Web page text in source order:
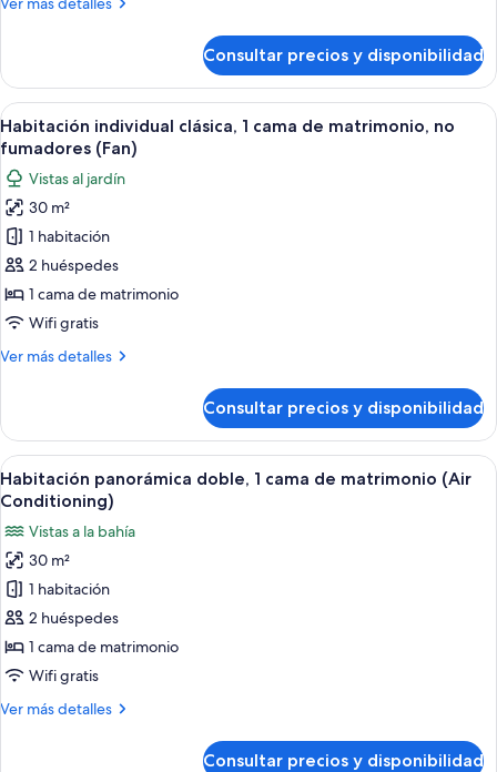
de
fumadores
(Fan)
individual
clásica,
1
cama
matrimonio,
no
fumadores
(Fan)
Consultar precios y disponibilidad
Abrir
todas
las
fotos
de
Habitación
individual
clásica,
1
de
fumadores
(Fan)
Ropa de cama de alta calidad,
10
Habitación individual clásica, 1 cama de matrimonio, no
fumadores (Fan)
Vistas al jardín
30 m²
1 habitación
2 huéspedes
1 cama de matrimonio
Wifi gratis
Ver más detalles
Más
individual
clásica,
1
cama
matrimonio,
no
fumadores
(Fan)
Consultar precios y disponibilidad
Abrir
todas
fotos
de
Habitación
panorámica
doble,
1
de
Ropa de cama de alta calidad,
11
Habitación panorámica doble, 1 cama de matrimonio (Air
Conditioning)
Vistas a la bahía
30 m²
1 habitación
2 huéspedes
1 cama de matrimonio
Wifi gratis
Ver más detalles
Más
Consultar precios y disponibilidad